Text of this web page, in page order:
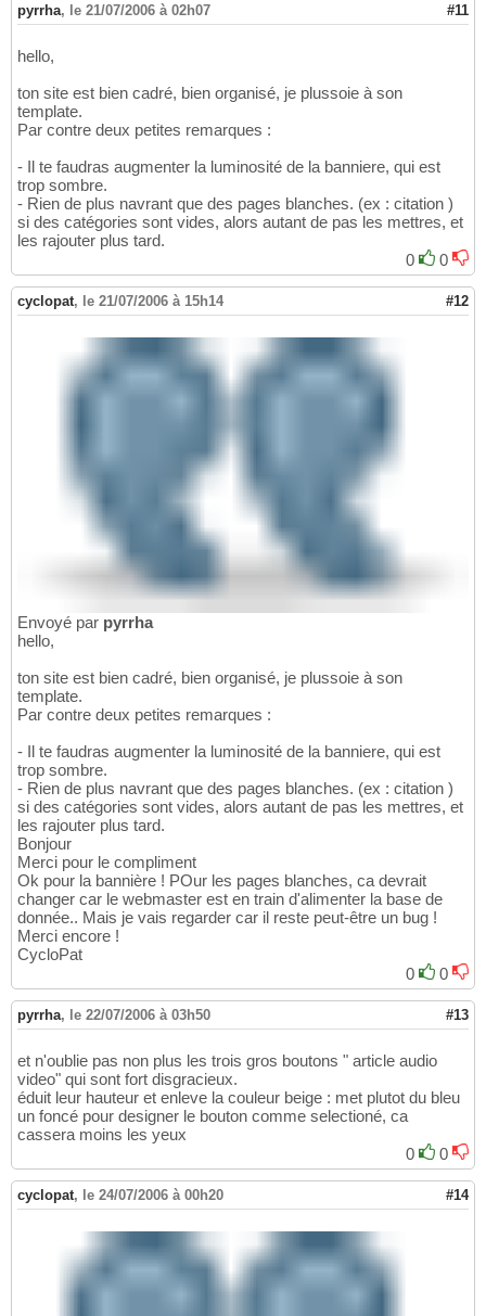
pyrrha, le 21/07/2006 à 02h07 #11
hello,
ton site est bien cadré, bien organisé, je plussoie à son
template.
Par contre deux petites remarques :
- Il te faudras augmenter la luminosité de la banniere, qui est
trop sombre.
- Rien de plus navrant que des pages blanches. (ex : citation )
si des catégories sont vides, alors autant de pas les mettres, et
les rajouter plus tard.
0
0
cyclopat, le 21/07/2006 à 15h14 #12
Envoyé par pyrrha
hello,
ton site est bien cadré, bien organisé, je plussoie à son
template.
Par contre deux petites remarques :
- Il te faudras augmenter la luminosité de la banniere, qui est
trop sombre.
- Rien de plus navrant que des pages blanches. (ex : citation )
si des catégories sont vides, alors autant de pas les mettres, et
les rajouter plus tard.
Bonjour
Merci pour le compliment
Ok pour la bannière ! POur les pages blanches, ca devrait
changer car le webmaster est en train d'alimenter la base de
donnée.. Mais je vais regarder car il reste peut-être un bug !
Merci encore !
CycloPat
0
0
pyrrha, le 22/07/2006 à 03h50 #13
et n'oublie pas non plus les trois gros boutons " article audio
video" qui sont fort disgracieux.
éduit leur hauteur et enleve la couleur beige : met plutot du bleu
un foncé pour designer le bouton comme selectioné, ca
cassera moins les yeux
0
0
cyclopat, le 24/07/2006 à 00h20 #14